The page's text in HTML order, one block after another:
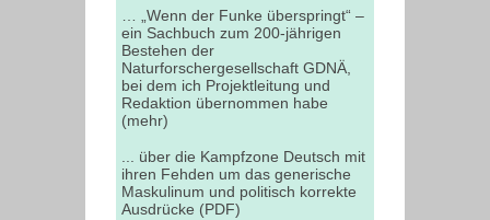
… „Wenn der Funke überspringt“ –
ein Sachbuch zum 200-jährigen
Bestehen der
Naturforschergesellschaft GDNÄ,
bei dem ich Projektleitung und
Redaktion übernommen habe
(mehr)
... über die Kampfzone Deutsch mit
ihren Fehden um das generische
Maskulinum und politisch korrekte
Ausdrücke (PDF)